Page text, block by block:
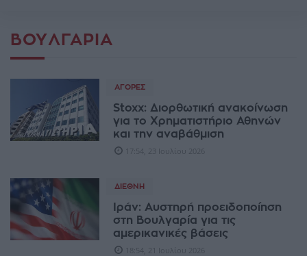
ΒΟΥΛΓΑΡΊΑ
ΑΓΟΡΈΣ
Stoxx: Διορθωτική ανακοίνωση
για το Χρηματιστήριο Αθηνών
και την αναβάθμιση
17:54, 23 Ιουλίου 2026
ΔΙΕΘΝΉ
Ιράν: Αυστηρή προειδοποίηση
στη Βουλγαρία για τις
αμερικανικές βάσεις
18:54, 21 Ιουλίου 2026